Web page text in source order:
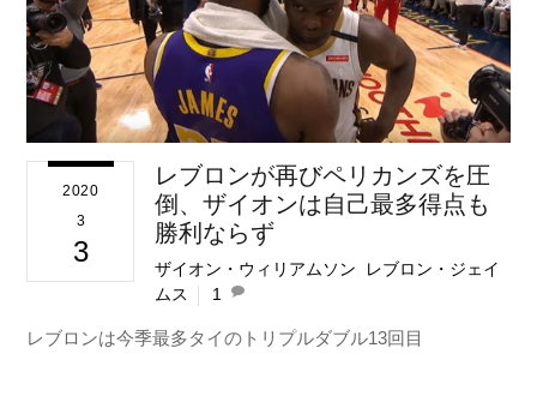
2020
3
3
レブロンが再びペリカンズを圧
倒、ザイオンは自己最多得点も
勝利ならず
ザイオン・ウィリアムソン
レブロン・ジェイ
ムス
1
レブロンは今季最多タイのトリプルダブル13回目